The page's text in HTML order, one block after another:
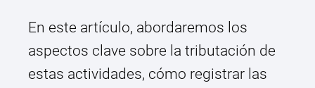
En este artículo, abordaremos los
aspectos clave sobre la tributación de
estas actividades, cómo registrar las